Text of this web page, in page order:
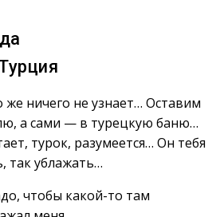
ничего не узнает… Оставим
а сами — в турецкую баню…
турок, разумеется… Он тебя
так ублажать…
чтобы какой-то там